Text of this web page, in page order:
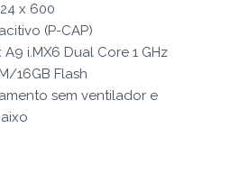
x 600
(P-CAP)
i.MX6 Dual Core 1 GHz
16GB Flash
sem ventilador e